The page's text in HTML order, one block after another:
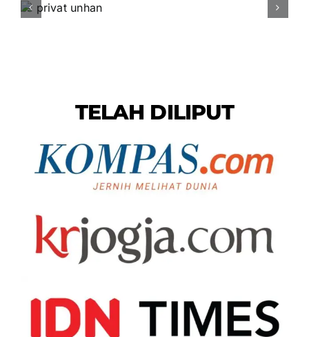
TELAH DILIPUT